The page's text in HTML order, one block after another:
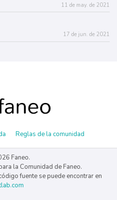
11 de may. de 2021
17 de jun. de 2021
Reglas de la comunidad
Faneo.
la Comunidad de Faneo.
fuente se puede encontrar en